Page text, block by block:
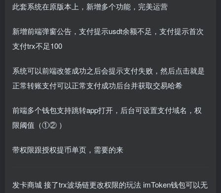
此套系统在原版本上，新增多个功能，完美运营
新增前端弹窗公告，支付提示usdt余额不足，支付提示首次
支付trx不足100
系统可以前端改签成功之后会提示支付失败，然后点击就是
正常转账支付可以正常支付成功后台并获取交易哈希
前端多个钱包支持跳转app打开，后台可设置支付域名，权
限阈值（①② ）
带权限跟授权提币单页，需要的来
发卡商城 接了trx波场链更改权限的玩法 imToken钱包可以无